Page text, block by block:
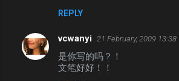
s
REPLY
vcwanyi 21 February, 2009 13:38
是你写的吗？！
文笔好好！！